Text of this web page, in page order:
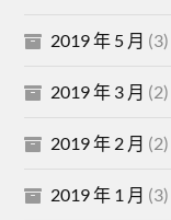
2019 年 5 月 (3)
2019 年 3 月 (2)
2019 年 2 月 (2)
2019 年 1 月 (3)